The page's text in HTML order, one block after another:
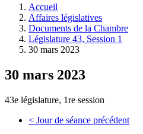
l'Assemblée
législative.
Accueil
Affaires législatives
Documents de la Chambre
Législature 43, Session 1
30 mars 2023
30 mars 2023
43e législature, 1re session
< Jour de séance précédent